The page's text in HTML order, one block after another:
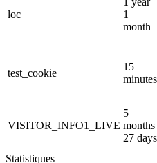
loc
1
month
test_cookie
15
minutes
VISITOR_INFO1_LIVE
5
months
27 days
Statistiques